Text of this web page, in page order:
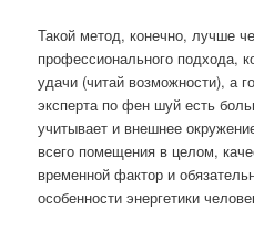
Такой метод, конечно, лучше
профессионального подхода,
удачи (читай возможности), а
эксперта по фен шуй есть
учитывает и внешнее
всего помещения в целом,
временной фактор и
особенности энергетики